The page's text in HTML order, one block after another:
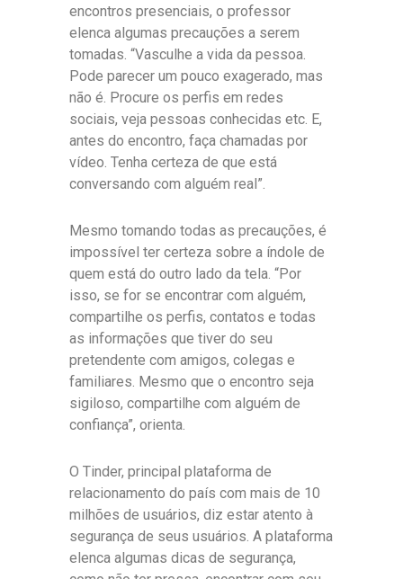
encontros presenciais, o professor
elenca algumas precauções a serem
tomadas. “Vasculhe a vida da pessoa.
Pode parecer um pouco exagerado, mas
não é. Procure os perfis em redes
sociais, veja pessoas conhecidas etc. E,
antes do encontro, faça chamadas por
vídeo. Tenha certeza de que está
conversando com alguém real”.
Mesmo tomando todas as precauções, é
impossível ter certeza sobre a índole de
quem está do outro lado da tela. “Por
isso, se for se encontrar com alguém,
compartilhe os perfis, contatos e todas
as informações que tiver do seu
pretendente com amigos, colegas e
familiares. Mesmo que o encontro seja
sigiloso, compartilhe com alguém de
confiança”, orienta.
O Tinder, principal plataforma de
relacionamento do país com mais de 10
milhões de usuários, diz estar atento à
segurança de seus usuários. A plataforma
elenca algumas dicas de segurança,